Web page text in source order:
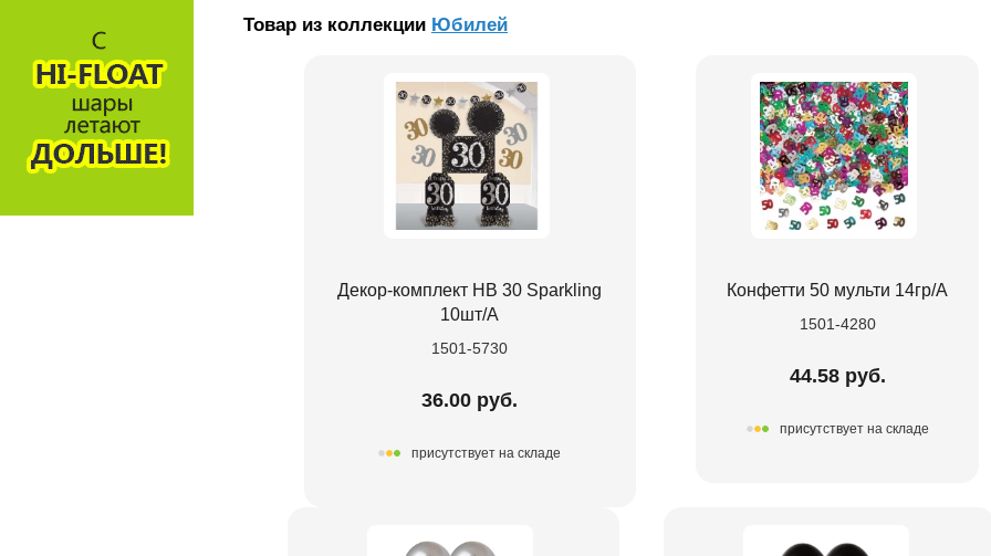
Товар из коллекции Юбилей
Декор-комплект HB 30 Sparkling
10шт/А
1501-5730
36.00 руб.
присутствует на складе
Конфетти 50 мульти 14гр/A
1501-4280
44.58 руб.
присутствует на складе